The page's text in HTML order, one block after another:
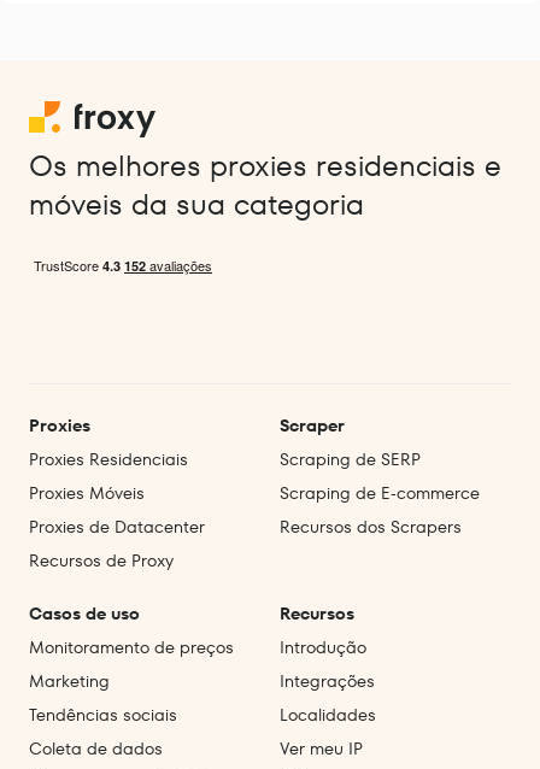
Os melhores proxies residenciais e
móveis da sua categoria
Proxies
Proxies Residenciais
Proxies Móveis
Proxies de Datacenter
Recursos de Proxy
Scraper
Scraping de SERP
Scraping de E‑commerce
Recursos dos Scrapers
Casos de uso
Monitoramento de preços
Marketing
Tendências sociais
Coleta de dados
Recursos
Introdução
Integrações
Localidades
Ver meu IP